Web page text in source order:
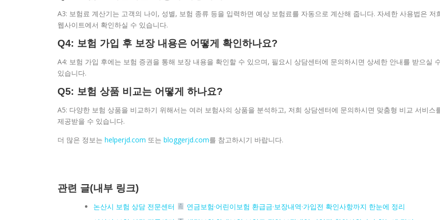
A3: 보험료 계산기는 고객의 나이, 성별, 보험 종류 등을 입력하면 예상 보험료를 자동으로 계산해 줍니다. 자세한 사용법은 저
웹사이트에서 확인하실 수 있습니다.
Q4: 보험 가입 후 보장 내용은 어떻게 확인하나요?
A4: 보험 가입 후에는 보험 증권을 통해 보장 내용을 확인할 수 있으며, 필요시 상담센터에 문의하시면 상세한 안내를 받으실
있습니다.
Q5: 보험 상품 비교는 어떻게 하나요?
A5: 다양한 보험 상품을 비교하기 위해서는 여러 보험사의 상품을 분석하고, 저희 상담센터에 문의하시면 맞춤형 비교 서비스
제공받을 수 있습니다.
더 많은 정보는 helperjd.com 또는 bloggerjd.com를 참고하시기 바랍니다.
관련 글(내부 링크)
논산시 보험 상담 전문센터
연금보험·어린이보험 환급금·보장내역·가입전 확인사항까지 한눈에 정리